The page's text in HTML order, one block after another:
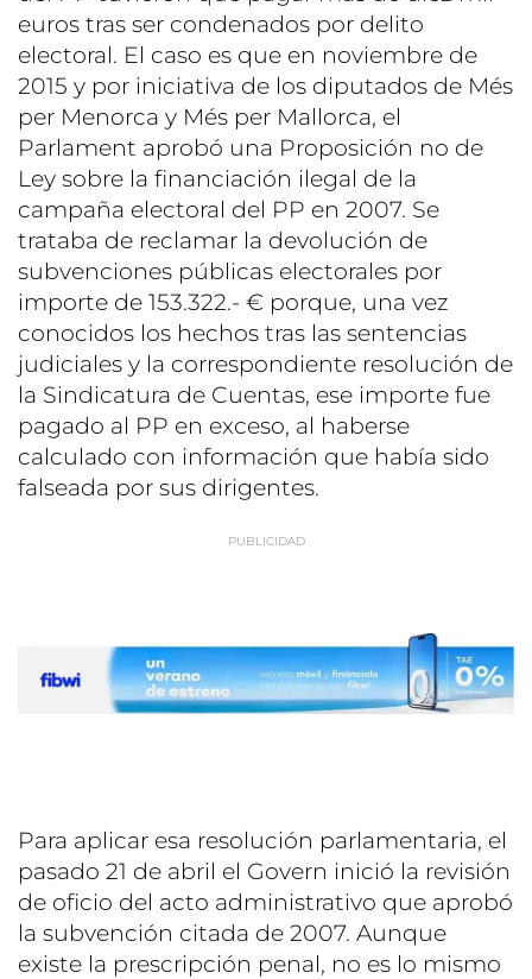
euros tras ser condenados por delito
electoral. El caso es que en noviembre de
2015 y por iniciativa de los diputados de Més
per Menorca y Més per Mallorca, el
Parlament aprobó una Proposición no de
Ley sobre la financiación ilegal de la
campaña electoral del PP en 2007. Se
trataba de reclamar la devolución de
subvenciones públicas electorales por
importe de 153.322.- € porque, una vez
conocidos los hechos tras las sentencias
judiciales y la correspondiente resolución de
la Sindicatura de Cuentas, ese importe fue
pagado al PP en exceso, al haberse
calculado con información que había sido
falseada por sus dirigentes.
Para aplicar esa resolución parlamentaria, el
pasado 21 de abril el Govern inició la revisión
de oficio del acto administrativo que aprobó
la subvención citada de 2007. Aunque
existe la prescripción penal, no es lo mismo